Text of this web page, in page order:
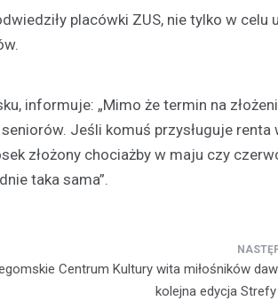
placówki ZUS, nie tylko w celu
informuje: „Mimo że termin na
Jeśli komuś przysługuje renta
złożony chociażby w maju czy
taka sama”.
Centrum Kultury wita miłośników
kolejna edycja
z zakazem prowadzenia
więzienia
29 kwietnia 2026
Wydarzenia na autostradzie A4 w
Drogowego z Jawora. Na 108
kluczowej…